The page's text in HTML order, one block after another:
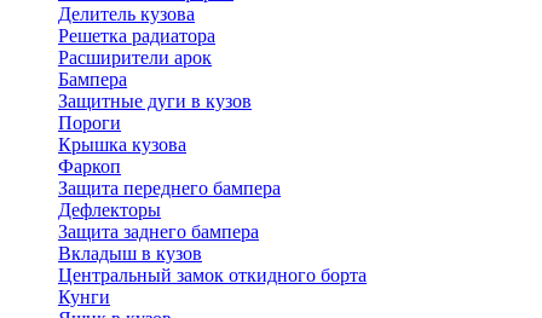
Делитель кузова
Решетка радиатора
Расширители арок
Бампера
Защитные дуги в кузов
Пороги
Крышка кузова
Фаркоп
Защита переднего бампера
Дефлекторы
Защита заднего бампера
Вкладыш в кузов
Центральный замок откидного борта
Кунги